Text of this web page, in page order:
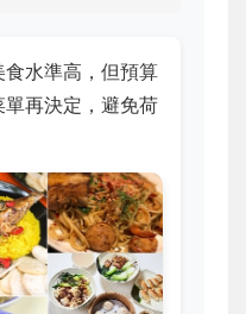
水準高，但預算
再決定，避免荷